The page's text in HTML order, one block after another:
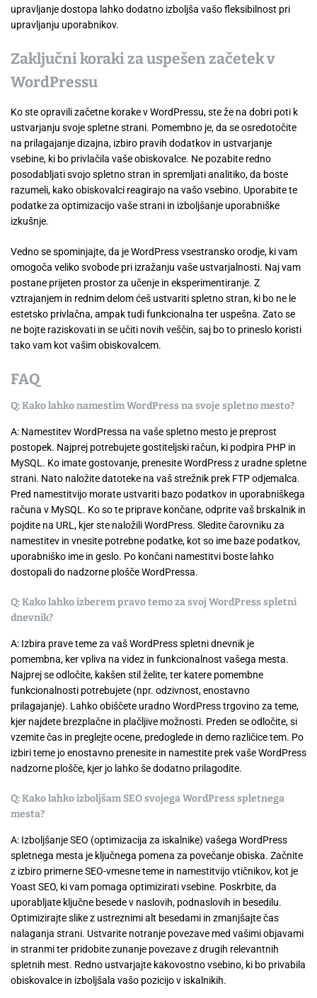
upravljanje dostopa lahko dodatno izboljša vašo fleksibilnost pri
upravljanju uporabnikov.
Zaključni koraki za uspešen začetek v
WordPressu
Ko ste opravili začetne korake v WordPressu, ste že na dobri poti k
ustvarjanju svoje spletne strani. Pomembno je, da se osredotočite
na prilagajanje dizajna, izbiro pravih dodatkov in ustvarjanje
vsebine, ki bo privlačila vaše obiskovalce. Ne pozabite redno
posodabljati svojo spletno stran in spremljati analitiko, da boste
razumeli, kako obiskovalci reagirajo na vašo vsebino. Uporabite te
podatke za optimizacijo vaše strani in izboljšanje uporabniške
izkušnje.
Vedno se spominjajte, da je WordPress vsestransko orodje, ki vam
omogoča veliko svobode pri izražanju vaše ustvarjalnosti. Naj vam
postane prijeten prostor za učenje in eksperimentiranje. Z
vztrajanjem in rednim delom ćeš ustvariti spletno stran, ki bo ne le
estetsko privlačna, ampak tudi funkcionalna ter uspešna. Zato se
ne bojte raziskovati in se učiti novih veščin, saj bo to prineslo koristi
tako vam kot vašim obiskovalcem.
FAQ
Q: Kako lahko namestim WordPress na svoje spletno mesto?
A: Namestitev WordPressa na vaše spletno mesto je preprost
postopek. Najprej potrebujete gostiteljski račun, ki podpira PHP in
MySQL. Ko imate gostovanje, prenesite WordPress z uradne spletne
strani. Nato naložite datoteke na vaš strežnik prek FTP odjemalca.
Pred namestitvijo morate ustvariti bazo podatkov in uporabniškega
računa v MySQL. Ko so te priprave končane, odprite vaš brskalnik in
pojdite na URL, kjer ste naložili WordPress. Sledite čarovniku za
namestitev in vnesite potrebne podatke, kot so ime baze podatkov,
uporabniško ime in geslo. Po končani namestitvi boste lahko
dostopali do nadzorne plošče WordPressa.
Q: Kako lahko izberem pravo temo za svoj WordPress spletni
dnevnik?
A: Izbira prave teme za vaš WordPress spletni dnevnik je
pomembna, ker vpliva na videz in funkcionalnost vašega mesta.
Najprej se odločite, kakšen stil želite, ter katere pomembne
funkcionalnosti potrebujete (npr. odzivnost, enostavno
prilagajanje). Lahko obiščete uradno WordPress trgovino za teme,
kjer najdete brezplačne in plačljive možnosti. Preden se odločite, si
vzemite čas in preglejte ocene, predoglede in demo različice tem. Po
izbiri teme jo enostavno prenesite in namestite prek vaše WordPress
nadzorne plošče, kjer jo lahko še dodatno prilagodite.
Q: Kako lahko izboljšam SEO svojega WordPress spletnega
mesta?
A: Izboljšanje SEO (optimizacija za iskalnike) vašega WordPress
spletnega mesta je ključnega pomena za povečanje obiska. Začnite
z izbiro primerne SEO-vmesne teme in namestitvijo vtičnikov, kot je
Yoast SEO, ki vam pomaga optimizirati vsebine. Poskrbite, da
uporabljate ključne besede v naslovih, podnaslovih in besedilu.
Optimizirajte slike z ustreznimi alt besedami in zmanjšajte čas
nalaganja strani. Ustvarite notranje povezave med vašimi objavami
in stranmi ter pridobite zunanje povezave z drugih relevantnih
spletnih mest. Redno ustvarjajte kakovostno vsebino, ki bo privabila
obiskovalce in izboljšala vašo pozicijo v iskalnikih.